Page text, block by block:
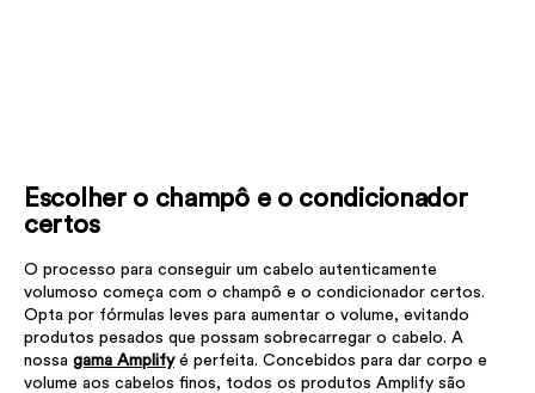
Escolher o champô e o condicionador
certos
O processo para conseguir um cabelo autenticamente
volumoso começa com o champô e o condicionador certos.
Opta por fórmulas leves para aumentar o volume, evitando
produtos pesados que possam sobrecarregar o cabelo. A
nossa gama Amplifyé perfeita. Concebidos para dar corpo e
volume aos cabelos finos, todos os produtos Amplify são